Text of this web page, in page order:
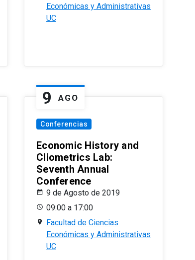
Económicas y Administrativas
UC
9 AGO
Conferencias
Economic History and
Cliometrics Lab:
Seventh Annual
Conference
9 de Agosto de 2019
09:00 a 17:00
Facultad de Ciencias
Económicas y Administrativas
UC